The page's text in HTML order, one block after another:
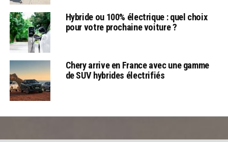
Hybride ou 100% électrique : quel choix
pour votre prochaine voiture ?
Chery arrive en France avec une gamme
de SUV hybrides électrifiés